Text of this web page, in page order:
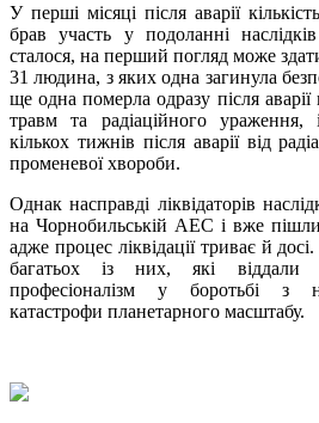
У перші місяці після аварії
брав участь у подоланні
сталося, на перший погляд може
31 людина, з яких одна загинула
ще одна померла одразу після
травм та радіаційного
кількох тижнів після аварії від
променевої хвороби.
Однак насправді ліквідаторів
на Чорнобильській АЕС і вже
адже процес ліквідації триває й
багатьох із них, які віддали
професіоналізм у боротьбі з
катастрофи планетарного масштабу.